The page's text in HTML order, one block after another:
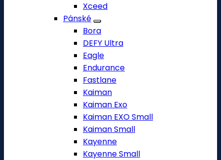
Xceed
Pánské
Bora
DEFY Ultra
Eagle
Endurance
Fastlane
Kaiman
Kaiman Exo
Kaiman EXO Small
Kaiman Small
Kayenne
Kayenne Small